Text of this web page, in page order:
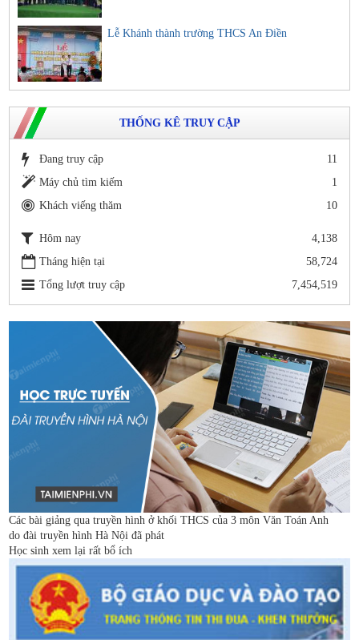
Lễ Khánh thành trường THCS An Điền
THỐNG KÊ TRUY CẬP
Đang truy cập
11
Máy chủ tìm kiếm
1
Khách viếng thăm
10
Hôm nay
4,138
Tháng hiện tại
58,724
Tổng lượt truy cập
7,454,519
Các bài giảng qua truyền hình ở khối THCS của 3 môn Văn Toán Anh
do đài truyền hình Hà Nội đã phát
Học sinh xem lại rất bổ ích